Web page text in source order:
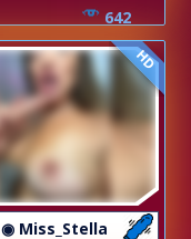
642
HD
◉ Miss_Stella